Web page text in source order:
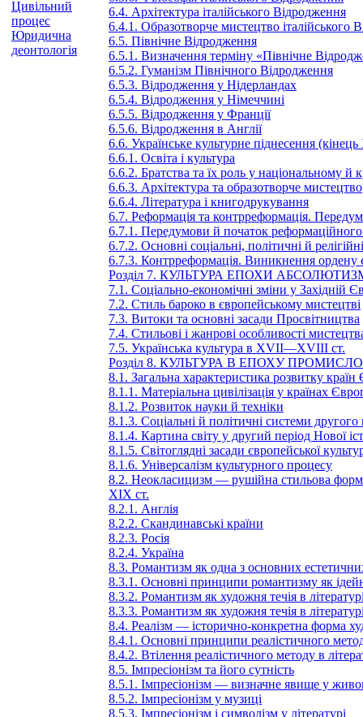
Цивільний
процес
Юридична
деонтологія
6.4. Архітектура італійського Відродження
6.4.1. Образотворче мистецтво італійського
6.5. Північне Відродження
6.5.1. Визначення терміну «Північне
6.5.2. Гуманізм Північного Відродження
6.5.3. Відродження у Нідерландах
6.5.4. Відродження у Німеччині
6.5.5. Відродження у Франції
6.5.6. Відродження в Англії
6.6. Українське культурне піднесення
6.6.1. Освіта і культура
6.6.2. Братства та їх роль у національному й
6.6.3. Архітектура та образотворче мистецтво
6.6.4. Література і книгодрукування
6.7. Реформація та контрреформація.
6.7.1. Передумови й початок
6.7.2. Основні соціальні, політичні й
6.7.3. Контрреформація. Виникнення ордену
Розділ 7. КУЛЬТУРА ЕПОХИ
7.1. Соціально-економічні зміни у
7.2. Стиль бароко в європейському мистецтві
7.3. Витоки та основні засади Просвітництва
7.4. Стильові і жанрові особливості
7.5. Українська культура в XVII—XVIII ст.
Розділ 8. КУЛЬТУРА В ЕПОХУ
8.1. Загальна характеристика розвитку
8.1.1. Матеріальна цивілізація у країнах
8.1.2. Розвиток науки й техніки
8.1.3. Соціальні й політичні системи
8.1.4. Картина світу у другий період Нової
8.1.5. Світоглядні засади європейської
8.1.6. Універсалізм культурного процесу
8.2. Неокласицизм — рушійна стильова
XIX ст.
8.2.1. Англія
8.2.2. Скандинавські країни
8.2.3. Росія
8.2.4. Україна
8.3. Романтизм як одна з основних
8.3.1. Основні принципи романтизму як
8.3.2. Романтизм як художня течія в
8.3.3. Романтизм як художня течія в
8.4. Реалізм — історично-конкретна форма
8.4.1. Основні принципи реалістичного
8.4.2. Втілення реалістичного методу в
8.5. Імпресіонізм та його сутність
8.5.1. Імпресіонізм — визначне явище у
8.5.2. Імпресіонізм у музиці
8.5.3. Імпресіонізм і символізм у літературі